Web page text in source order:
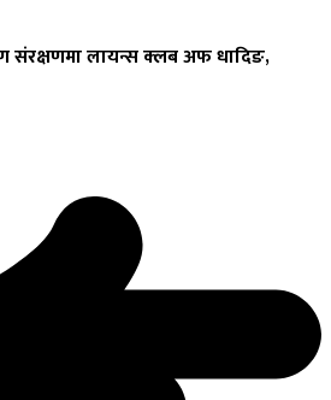
संरक्षणमा लायन्स क्लब अफ धादिङ,